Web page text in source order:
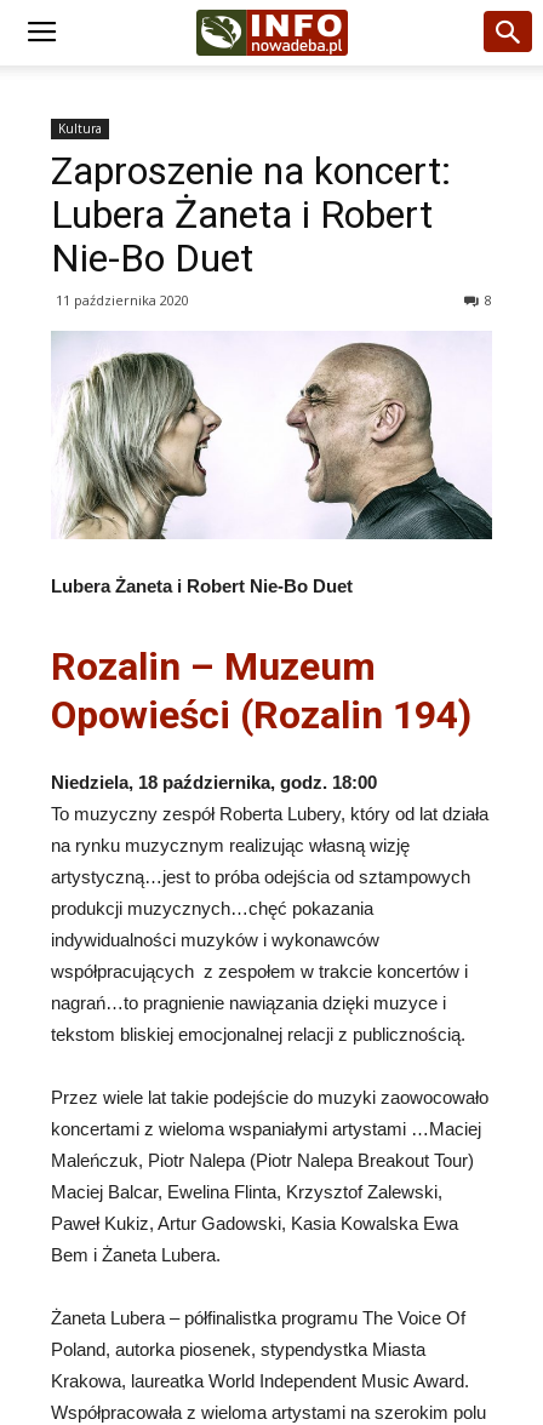
Kultura
Zaproszenie na koncert:
Lubera Żaneta i Robert
Nie-Bo Duet
11 października 2020 8
Lubera Żaneta i Robert Nie-Bo Duet
Rozalin – Muzeum
Opowieści (Rozalin 194)
Niedziela, 18 października, godz. 18:00
To muzyczny zespół Roberta Lubery, który od lat działa
na rynku muzycznym realizując własną wizję
artystyczną…jest to próba odejścia od sztampowych
produkcji muzycznych…chęć pokazania
indywidualności muzyków i wykonawców
współpracujących z zespołem w trakcie koncertów i
nagrań…to pragnienie nawiązania dzięki muzyce i
tekstom bliskiej emocjonalnej relacji z publicznością.
Przez wiele lat takie podejście do muzyki zaowocowało
koncertami z wieloma wspaniałymi artystami …Maciej
Maleńczuk, Piotr Nalepa (Piotr Nalepa Breakout Tour)
Maciej Balcar, Ewelina Flinta, Krzysztof Zalewski,
Paweł Kukiz, Artur Gadowski, Kasia Kowalska Ewa
Bem i Żaneta Lubera.
Żaneta Lubera – półfinalistka programu The Voice Of
Poland, autorka piosenek, stypendystka Miasta
Krakowa, laureatka World Independent Music Award.
Współpracowała z wieloma artystami na szerokim polu